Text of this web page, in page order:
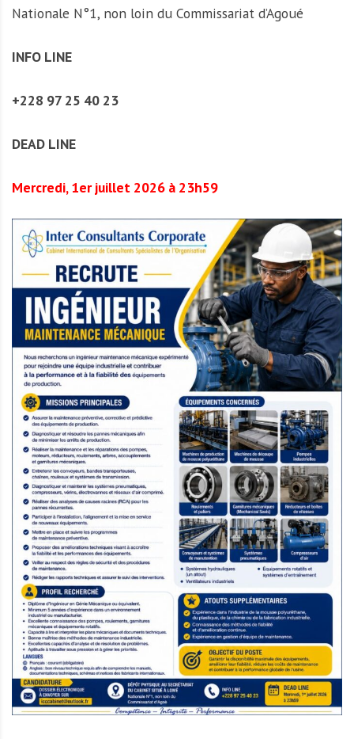
Nationale N°1, non loin du Commissariat d’Agoué
INFO LINE
+228 97 25 40 23
DEAD LINE
Mercredi, 1er juillet 2026 à 23h59